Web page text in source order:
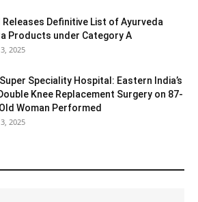
Releases Definitive List of Ayurveda
Products under Category A
2025
Speciality Hospital: Eastern India’s
Knee Replacement Surgery on 87-
Woman Performed
2025